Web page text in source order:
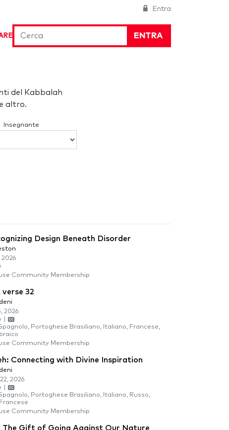
Entra
ENTRA
del Kabbalah
altro.
Insegnante
Design Beneath Disorder
Community Membership
verse 32
2026
Portoghese Brasiliano, Italiano, Francese,
Community Membership
Connecting with Divine Inspiration
2026
Portoghese Brasiliano, Italiano, Russo,
Community Membership
The Gift of Going Against Our Nature